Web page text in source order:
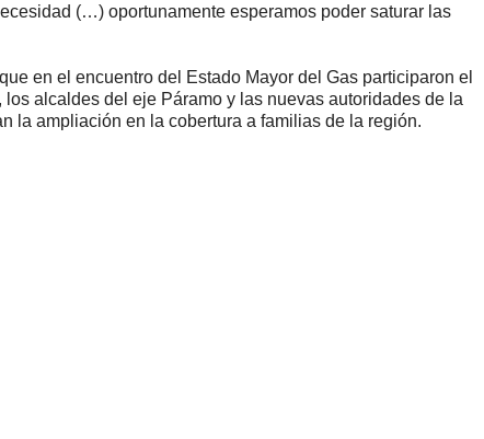
(…) oportunamente esperamos poder saturar las
en el encuentro del Estado Mayor del Gas participaron el
alcaldes del eje Páramo y las nuevas autoridades de la
la ampliación en la cobertura a familias de la región.